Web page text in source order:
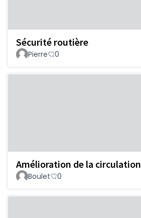
Sécurité routière
Pierre 0
Amélioration de la circulation
Boulet 0